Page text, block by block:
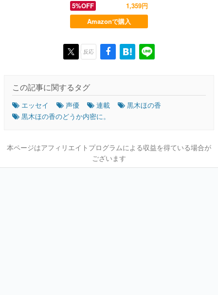
5%OFF
1,359円
Amazonで購入
反応
この記事に関するタグ
エッセイ 声優 連載
黒木ほの香
黒木ほの香のどうか内密に。
本ページはアフィリエイトプログラムによる収益を得ている場合が
ございます